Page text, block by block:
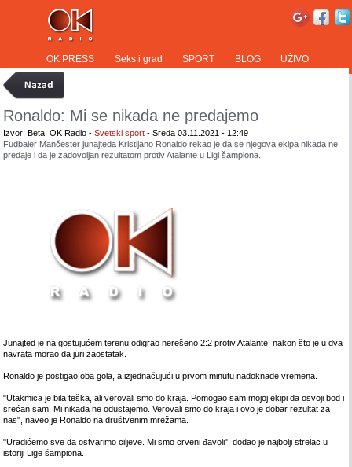
OK PRESS Seks i grad SPORT BLOG UŽIVO
Ronaldo: Mi se nikada ne predajemo
Izvor: Beta, OK Radio -Svetski sport - Sreda 03.11.2021 - 12:49
Fudbaler Mančester junajteda Kristijano Ronaldo rekao je da se njegova ekipa nikada ne
predaje i da je zadovoljan rezultatom protiv Atalante u Ligi šampiona.
Junajted je na gostujućem terenu odigrao nerešeno 2:2 protiv Atalante, nakon što je u dva
navrata morao da juri zaostatak.
Ronaldo je postigao oba gola, a izjednačujući u prvom minutu nadoknade vremena.
"Utakmica je bila teška, ali verovali smo do kraja. Pomogao sam mojoj ekipi da osvoji bod i
srećan sam. Mi nikada ne odustajemo. Verovali smo do kraja i ovo je dobar rezultat za
nas", naveo je Ronaldo na društvenim mrežama.
"Uradićemo sve da ostvarimo ciljeve. Mi smo crveni đavoli", dodao je najbolji strelac u
istoriji Lige šampiona.